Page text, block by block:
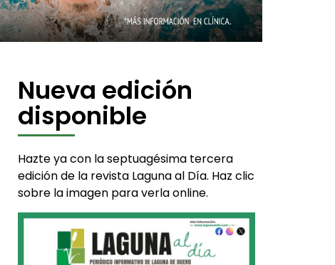
Nueva edición
disponible
Hazte ya con la septuagésima tercera
edición de la revista Laguna al Día. Haz clic
sobre la imagen para verla online.